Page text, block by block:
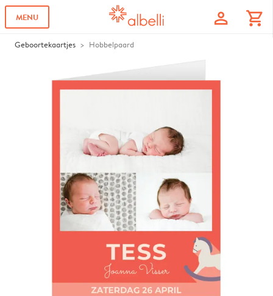
MENU profile shopping_cart
Geboortekaartjes Hobbelpaard